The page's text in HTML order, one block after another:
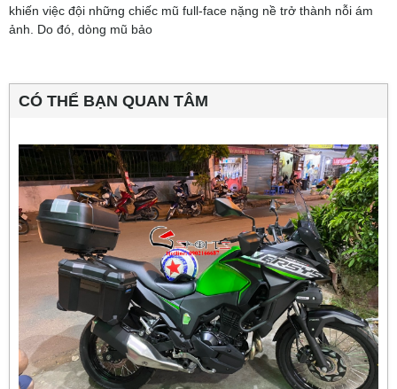
khiến việc đội những chiếc mũ full-face nặng nề trở thành nỗi ám
ảnh. Do đó, dòng mũ bảo
CÓ THỂ BẠN QUAN TÂM